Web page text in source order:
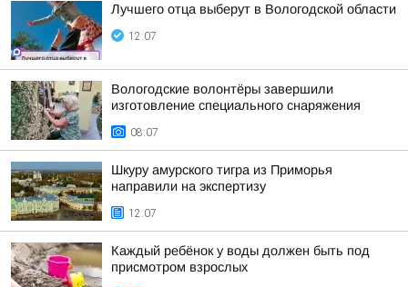
Лучшего отца выберут в Вологодской области
12:07
Вологодские волонтёры завершили
изготовление специального снаряжения
08:07
Шкуру амурского тигра из Приморья
направили на экспертизу
12:07
Каждый ребёнок у воды должен быть под
присмотром взрослых